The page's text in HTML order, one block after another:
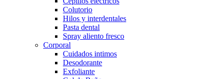
Colutorio
Hilos y interdentales
Pasta dental
Spray aliento fresco
Corporal
Cuidados intimos
Desodorante
Exfoliante